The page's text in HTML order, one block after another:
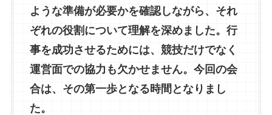
ような準備が必要かを確認しながら、それ
ぞれの役割について理解を深めました。行
事を成功させるためには、競技だけでなく
運営面での協力も欠かせません。今回の会
合は、その第一歩となる時間となりまし
た。